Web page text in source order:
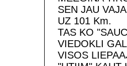
SEN JAU
UZ 101 Km.
TAS KO
VIEDOKLI
VISOS